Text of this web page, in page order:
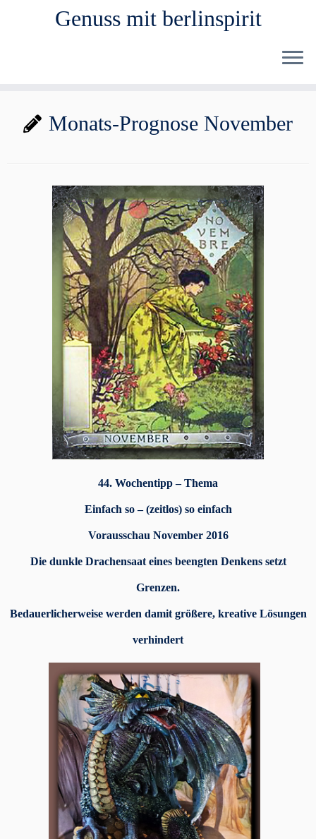
Inhalt
Genuss mit berlinspirit
Monats-Prognose November
44. Wochentipp – Thema
Einfach so – (zeitlos) so einfach
Vorausschau November 2016
Die dunkle Drachensaat eines beengten Denkens setzt
Grenzen.
Bedauerlicherweise werden damit größere, kreative Lösungen
verhindert